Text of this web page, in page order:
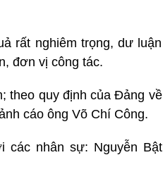
rất nghiêm trọng, dư luận
đơn vị công tác.
theo quy định của Đảng về
cáo ông Võ Chí Công.
các nhân sự: Nguyễn Bật